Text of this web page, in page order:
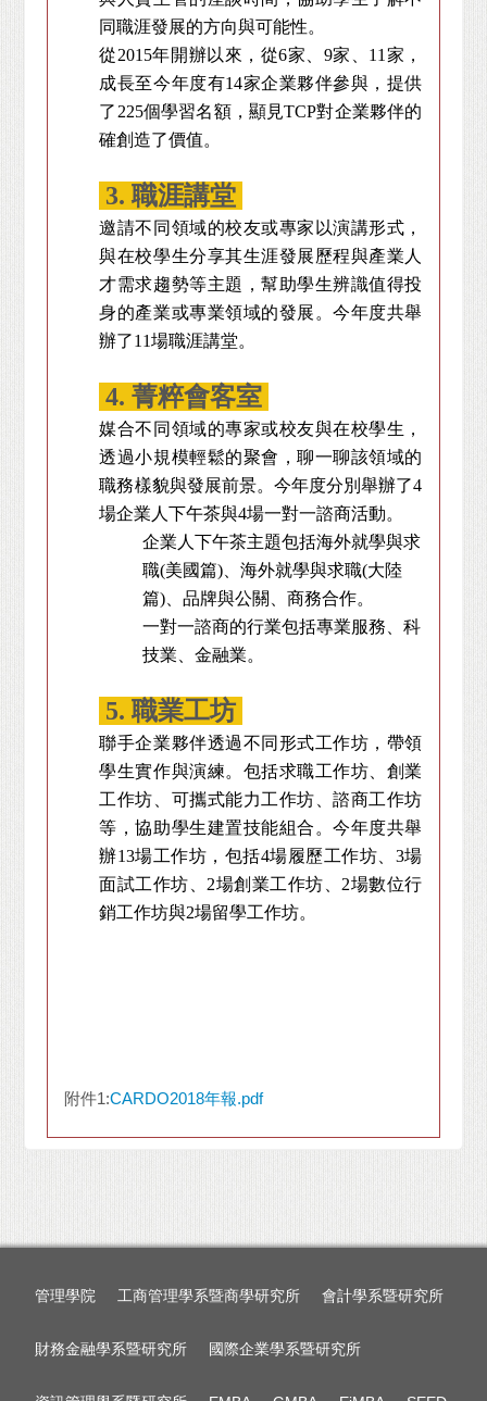
同職涯發展的方向與可能性。
從2015年開辦以來，從6家、9家、11家，
成長至今年度有14家企業夥伴參與，提供
了225個學習名額，顯見TCP對企業夥伴的
確創造了價值。
3. 職涯講堂
邀請不同領域的校友或專家以演講形式，
與在校學生分享其生涯發展歷程與產業人
才需求趨勢等主題，幫助學生辨識值得投
身的產業或專業領域的發展。今年度共舉
辦了11場職涯講堂。
4. 菁粹會客室
媒合不同領域的專家或校友與在校學生，
透過小規模輕鬆的聚會，聊一聊該領域的
職務樣貌與發展前景。今年度分別舉辦了4
場企業人下午茶與4場一對一諮商活動。
企業人下午茶主題包括海外就學與求
職(美國篇)、海外就學與求職(大陸
篇)、品牌與公關、商務合作。
一對一諮商的行業包括專業服務、科
技業、金融業。
5. 職業工坊
聯手企業夥伴透過不同形式工作坊，帶領
學生實作與演練。包括求職工作坊、創業
工作坊、可攜式能力工作坊、諮商工作坊
等，協助學生建置技能組合。今年度共舉
辦13場工作坊，包括4場履歷工作坊、3場
面試工作坊、2場創業工作坊、2場數位行
銷工作坊與2場留學工作坊。
附件1:CARDO2018年報.pdf
管理學院 工商管理學系暨商學研究所 會計學系暨研究所
財務金融學系暨研究所 國際企業學系暨研究所